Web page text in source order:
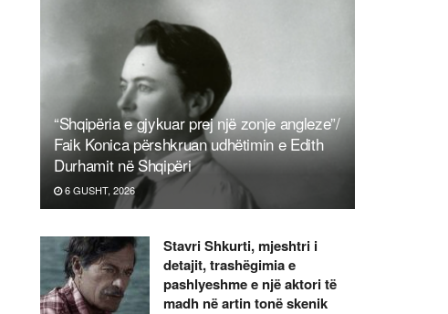
“Shqipëria e gjykuar prej një zonje angleze”/
Faik Konica përshkruan udhëtimin e Edith
Durhamit në Shqipëri
6 GUSHT, 2026
Stavri Shkurti, mjeshtri i
detajit, trashëgimia e
pashlyeshme e një aktori të
madh në artin tonë skenik